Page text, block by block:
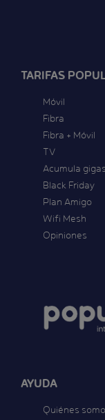
TARIFAS
Móvil
Fibra
Fibra + Móvil
TV
Acumula gigas
Black Friday
Plan Amigo
Wifi Mesh
Opiniones
AYUDA
Quiénes